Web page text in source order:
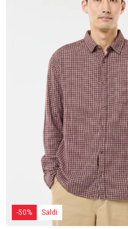
-50% Saldi